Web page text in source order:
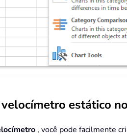
estático
, você pode facilmente